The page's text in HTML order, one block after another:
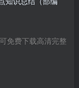
免费下载高清完整